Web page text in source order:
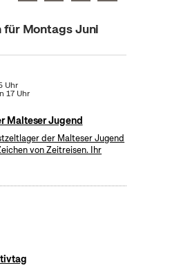
Montags Juni
Uhr
17 Uhr
Malteser Jugend
der Malteser Jugend
von Zeitreisen. Ihr